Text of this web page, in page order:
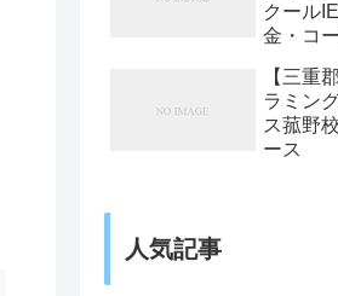
クール
金・コ
【三重
ラミン
ス菰野
ース
人気記事